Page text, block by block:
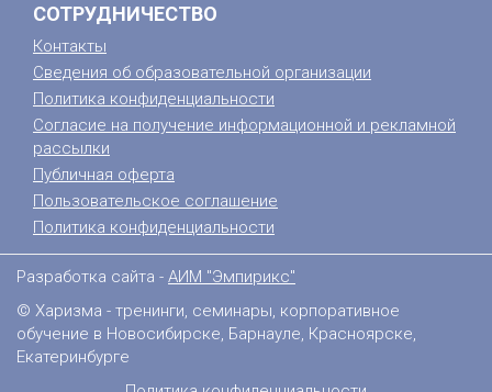
СОТРУДНИЧЕСТВО
Контакты
Сведения об образовательной организации
Политика конфиденциальности
Согласие на получение информационной и рекламной
рассылки
Публичная оферта
Пользовательское соглашение
Политика конфиденциальности
Разработка сайта - АИМ "Эмпирикс"
© Харизма - тренинги, семинары, корпоративное
обучение в Новосибирске, Барнауле, Красноярске,
Екатеринбурге